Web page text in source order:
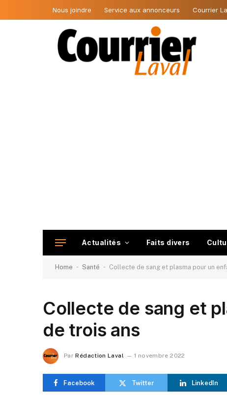
Nous joindre Service aux annonceurs Courrier
Actualités Faits divers
Home - Santé - Collecte de sang et plasma pour un
Collecte de sang et
de trois ans
Par Rédaction Laval 1 novembre 2022
Facebook Twitter LinkedIn